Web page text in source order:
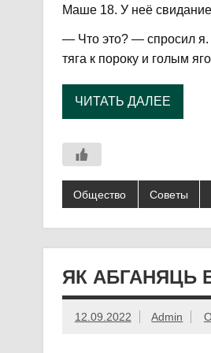
Маше 18. У неё
— Что это? — спросил я.
тяга к пороку и голым
ЧИТАТЬ ДАЛЕЕ
Общество Советы
ЯК АБГАНЯЦЬ
12.09.2022 Admin